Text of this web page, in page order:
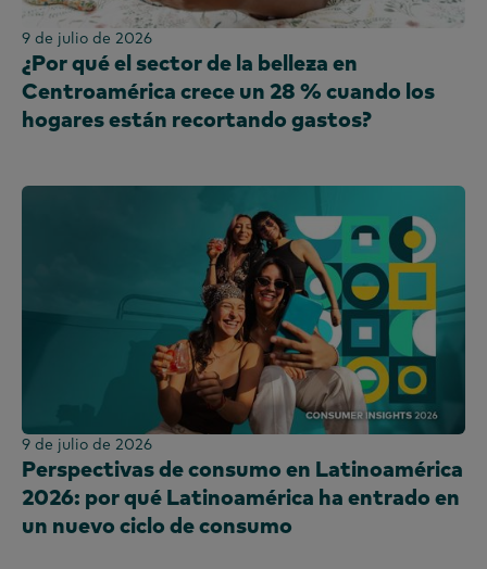
9 de julio de 2026
¿Por qué el sector de la belleza en
Centroamérica crece un 28 % cuando los
hogares están recortando gastos?
9 de julio de 2026
Perspectivas de consumo en Latinoamérica
2026: por qué Latinoamérica ha entrado en
un nuevo ciclo de consumo